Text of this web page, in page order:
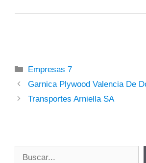
Categorías
Empresas 7
Garnica Plywood Valencia De
Transportes Arniella SA